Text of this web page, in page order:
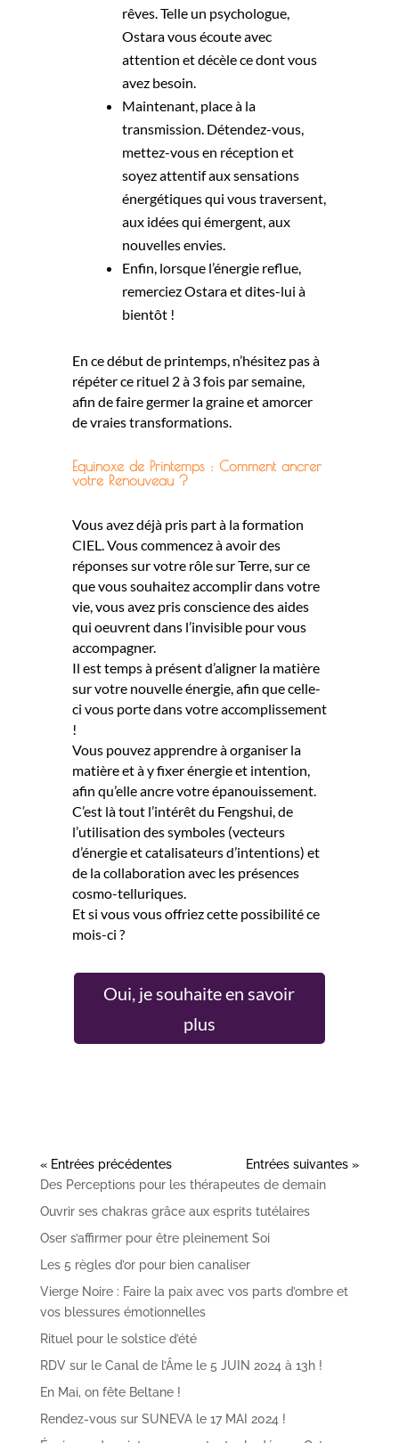
rêves. Telle un psychologue,
Ostara vous écoute avec
attention et décèle ce dont vous
avez besoin.
Maintenant, place à la
transmission. Détendez-vous,
mettez-vous en réception et
soyez attentif aux sensations
énergétiques qui vous traversent,
aux idées qui émergent, aux
nouvelles envies.
Enfin, lorsque l’énergie reflue,
remerciez Ostara et dites-lui à
bientôt !
En ce début de printemps, n’hésitez pas à
répéter ce rituel 2 à 3 fois par semaine,
afin de faire germer la graine et amorcer
de vraies transformations.
Equinoxe de Printemps : Comment ancrer
votre Renouveau ?
Vous avez déjà pris part à la formation
CIEL. Vous commencez à avoir des
réponses sur votre rôle sur Terre, sur ce
que vous souhaitez accomplir dans votre
vie, vous avez pris conscience des aides
qui oeuvrent dans l’invisible pour vous
accompagner.
Il est temps à présent d’aligner la matière
sur votre nouvelle énergie, afin que celle-
ci vous porte dans votre accomplissement
!
Vous pouvez apprendre à organiser la
matière et à y fixer énergie et intention,
afin qu’elle ancre votre épanouissement.
C’est là tout l’intérêt du Fengshui, de
l’utilisation des symboles (vecteurs
d’énergie et catalisateurs d’intentions) et
de la collaboration avec les présences
cosmo-telluriques.
Et si vous vous offriez cette possibilité ce
mois-ci ?
Oui, je souhaite en savoir
plus
« Entrées précédentes
Entrées suivantes »
Des Perceptions pour les thérapeutes de demain
Ouvrir ses chakras grâce aux esprits tutélaires
Oser s’affirmer pour être pleinement Soi
Les 5 règles d’or pour bien canaliser
Vierge Noire : Faire la paix avec vos parts d’ombre et
vos blessures émotionnelles
Rituel pour le solstice d’été
RDV sur le Canal de l’Âme le 5 JUIN 2024 à 13h !
En Mai, on fête Beltane !
Rendez-vous sur SUNEVA le 17 MAI 2024 !